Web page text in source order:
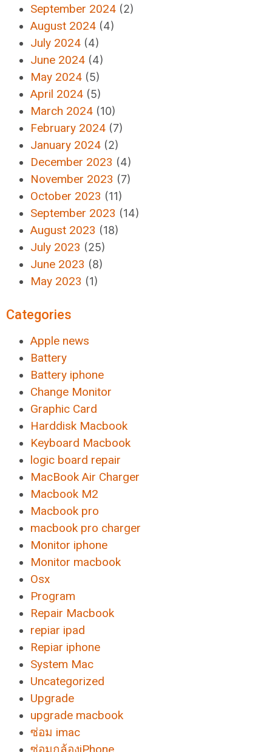
September 2024 (2)
August 2024 (4)
July 2024 (4)
June 2024 (4)
May 2024 (5)
April 2024 (5)
March 2024 (10)
February 2024 (7)
January 2024 (2)
December 2023 (4)
November 2023 (7)
October 2023 (11)
September 2023 (14)
August 2023 (18)
July 2023 (25)
June 2023 (8)
May 2023 (1)
Categories
Apple news
Battery
Battery iphone
Change Monitor
Graphic Card
Harddisk Macbook
Keyboard Macbook
logic board repair
MacBook Air Charger
Macbook M2
Macbook pro
macbook pro charger
Monitor iphone
Monitor macbook
Osx
Program
Repair Macbook
repiar ipad
Repiar iphone
System Mac
Uncategorized
Upgrade
upgrade macbook
ซ่อม imac